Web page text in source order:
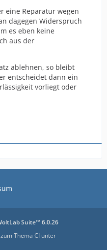
eine Reparatur wegen
dagegen Widerspruch
es eben keine
aus der
ablehnen, so bleibt
entscheidet dann ein
vorliegt oder
Suite™ 6.0.26
Thema CI unter